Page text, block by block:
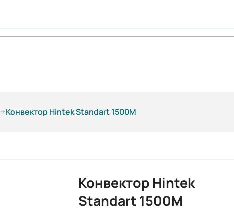
Конвектор Hintek Standart 1500M
Конвектор Hintek
Standart 1500M